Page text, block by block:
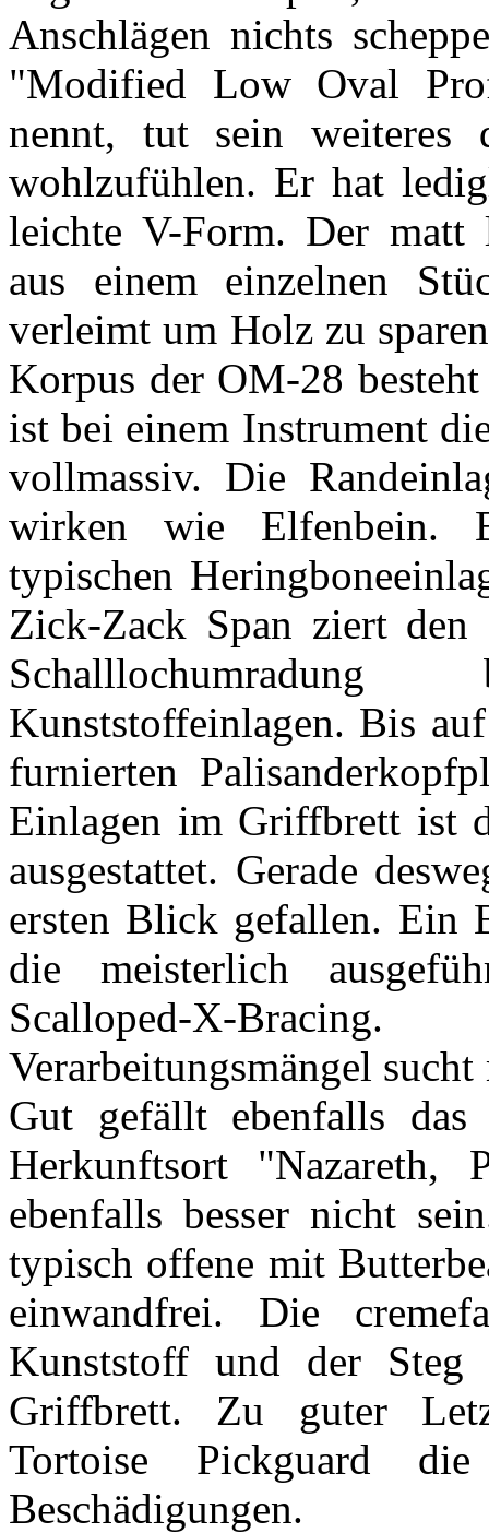
Anschlägen nichts
"Modified Low Oval
nennt, tut sein
wohlzufühlen. Er hat
leichte V-Form. Der matt
aus einem einzelnen
verleimt um Holz zu
Korpus der OM-28
ist bei einem Instrument
vollmassiv. Die
wirken wie Elfenbein.
typischen
Zick-Zack Span ziert
Kunststoffeinlagen. Bis
furnierten
Einlagen im Griffbrett ist
ausgestattet. Gerade
ersten Blick gefallen. Ein
die meisterlich
Scalloped-X-
Verarbeitungsmängel
Gut gefällt ebenfalls
Herkunftsort "Nazareth,
ebenfalls besser nicht
typisch offene mit
einwandfrei. Die
Kunststoff und der Steg
Griffbrett. Zu guter
Tortoise Pickguard
Beschädigungen.